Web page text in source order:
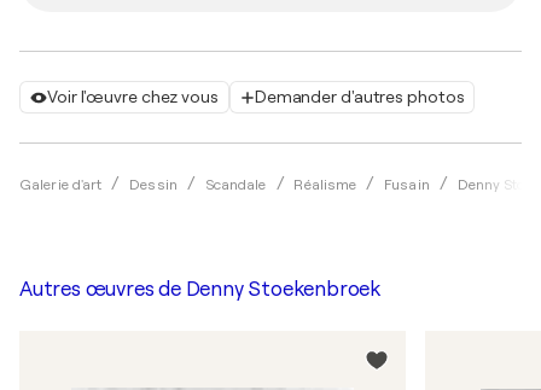
Voir l'œuvre chez vous Demander d'autres photos
Galerie d'art Dessin Scandale Réalisme Fusain Denny
Autres œuvres de Denny Stoekenbroek